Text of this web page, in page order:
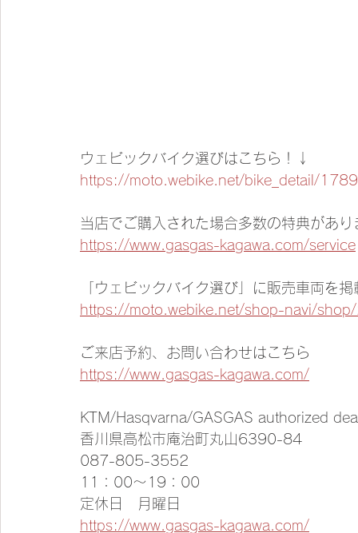
ウェビックバイク選びはこちら！↓
https://moto.webike.net/bike_detail/
当店でご購入された場合多数の特典があ
https://www.gasgas-kagawa.com/service
「ウェビックバイク選び」に販売車両を
https://moto.webike.net/shop-navi/
ご来店予約、お問い合わせはこちら
https://www.gasgas-kagawa.com/
KTM/Hasqvarna/GASGAS authorized
香川県高松市庵治町丸山6390-84
087-805-3552
11：00～19：00
定休日　月曜日
https://www.gasgas-kagawa.com/